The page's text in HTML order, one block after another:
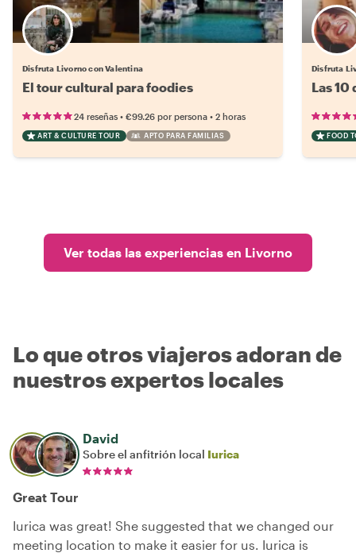
Disfruta Livorno con Valentina
El tour cultural para foodies
24 reseñas • €99.26 por persona • 2 horas
ART & CULTURE TOUR APTO PARA FAMILIAS
Disfruta
Las
FOOD
Ver todas las experiencias en Livorno
Lo que otros viajeros adoran de
nuestros expertos locales
David
Sobre el anfitrión local Iurica
Great Tour
Iurica was great! She suggested that we changed our
meeting location to make it easier for us. Iurica is